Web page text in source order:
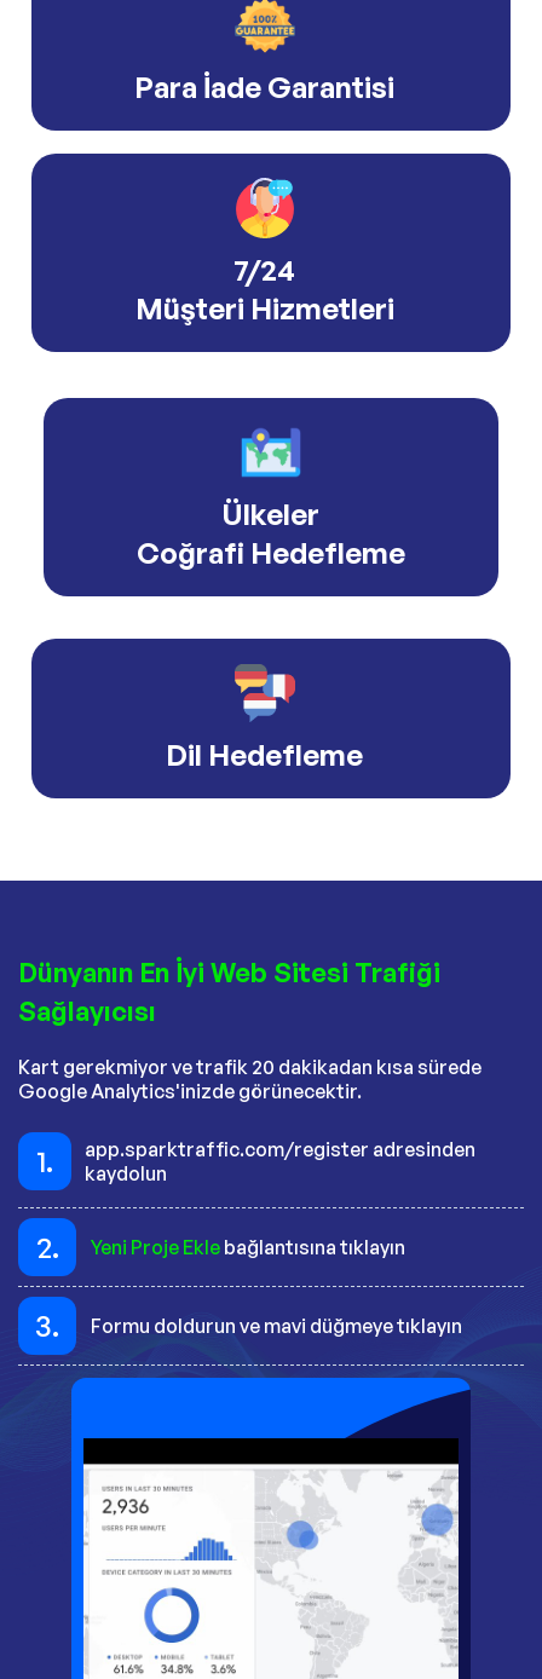
Para İade Garantisi
7/24
Müşteri Hizmetleri
Ülkeler
Coğrafi Hedefleme
Dil Hedefleme
Dünyanın En İyi Web Sitesi Trafiği
Sağlayıcısı
Kart gerekmiyor ve trafik 20 dakikadan kısa sürede
Google Analytics'inizde görünecektir.
1.
app.sparktraffic.com/register adresinden
kaydolun
2. Yeni Proje Ekle bağlantısına tıklayın
3. Formu doldurun ve mavi düğmeye tıklayın